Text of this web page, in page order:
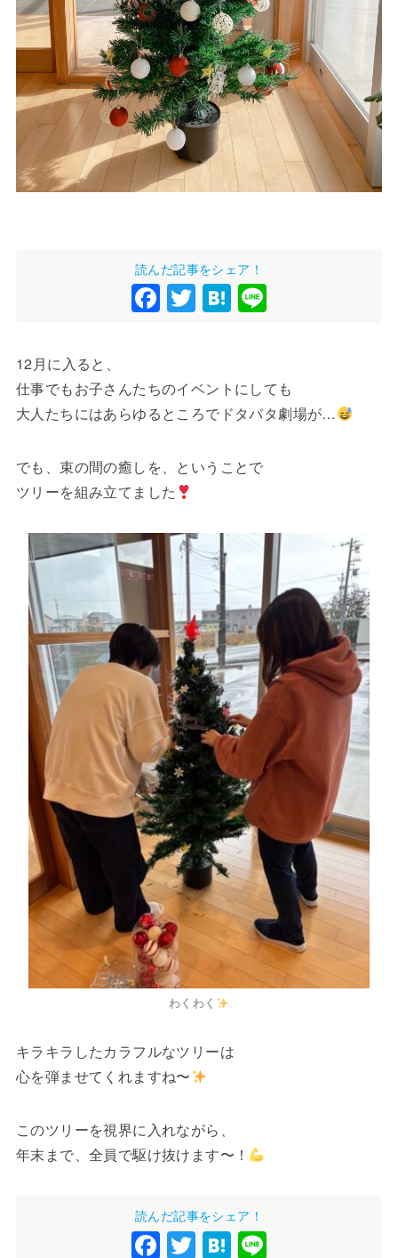
読んだ記事をシェア！
F
e
b
o
k
T
er
H
n
a
12月に入ると、
仕事でもお子さんたちのイベントにしても
大人たちにはあらゆるところでドタバタ劇場が…
でも、束の間の癒しを、ということで
ツリーを組み立てました
わくわく
キラキラしたカラフルなツリーは
心を弾ませてくれますね〜
このツリーを視界に入れながら、
年末まで、全員で駆け抜けます〜！
読んだ記事をシェア！
F T H